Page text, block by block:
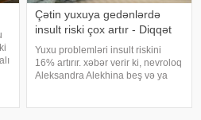
Çətin yuxuya gedənlərdə
insult riski çox artır - Diqqət
Yuxu problemləri insult riskini
16% artırır. xəbər verir ki, nevroloq
Aleksandra Alekhina beş və ya